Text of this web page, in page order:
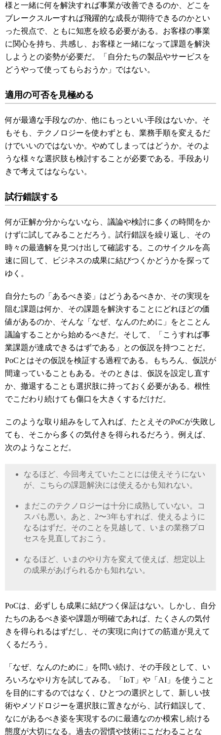
様と一緒に何を解決すれば事業が改善できるのか、どこを
ブレークスルーすれば飛躍的な成長が期待できるのかとい
った視点で、ともに知恵を絞る必要がある。お客様の事業
に関心を持ち、共感し、お客様と一緒になって課題を解決
しようとの姿勢が必要だ。「自分たちの製品やサービスを
どうやって使ってもらおうか」ではない。
適用の可否を見極める
何が最適な手段なのか、他にもっといい手段はないか。そ
もそも、テクノロジーを使わずとも、業務手順を変えるだ
けでいいのではないか。やめてしまってはどうか。そのよ
うな様々な選択肢も検討することが必要である。手段あり
きで考えてはならない。
試行錯誤する
何が正解か分からないなら、議論や検討に多くの時間をか
けずに試してみることだろう。試行錯誤を繰り返し、その
時々の最適解を見つけ出して確認する。このサイクルを高
速に回して、ビジネスの成果に結びつくかどうかを探って
ゆく。
自分たちの「あるべき姿」はどうあるべきか、その実現を
阻む課題は何か、その課題を解決することにどれほどの価
値があるのか、そんな「なぜ、なんのために」をとことん
議論することから始めるべきだ。そして、「こうすれば事
業課題が達成できるはずである」との仮説を持つことだ。
PoCとはその仮説を検証する過程である。もちろん、仮説が
間違っていることもある。そのときは、仮説を設定し直す
か、撤退することも選択肢に持っておく必要がある。根性
でこだわり続けても傷口を大きくするだけだ。
このような取り組みをして入れば、たとえそのPoCが失敗し
ても、そこから多くの気付きを得られるだろう。例えば、
次のようなことだ。
なるほど、今回考えていたことには使えそうにない
が、こちらの課題解決には使えるかも知れない。
まだこのテクノロジーは十分に成熟していない。コ
スパも悪い。あと、 2〜3年もすれば、使えるように
なるはずだ。そのことを見越して、いまの業務プロ
セスを見直しておこう。
なるほど、いまのやり方を変えて使えば、想定以上
の成果があげられるかも知れない。
PoCは、必ずしも成果に結びつく保証はない。しかし、自分
たちのあるべき姿や課題が明確であれば、たくさんの気付
きを得られるはずだし、その実現に向けての筋道が見えて
くるだろう。
「なぜ、なんのために」を問い続け、その手段として、い
ろいろなやり方を試してみる。「 IoT 」や「 AI 」を使うこと
を目的にするのではなく、ひとつの選択として、新しい技
術やメソドロジーを選択肢に置きながら、試行錯誤して、
なにがあるべき姿を実現するのに最適なのか模索し続ける
態度が大切になる。過去の習慣や技術にこだわることな